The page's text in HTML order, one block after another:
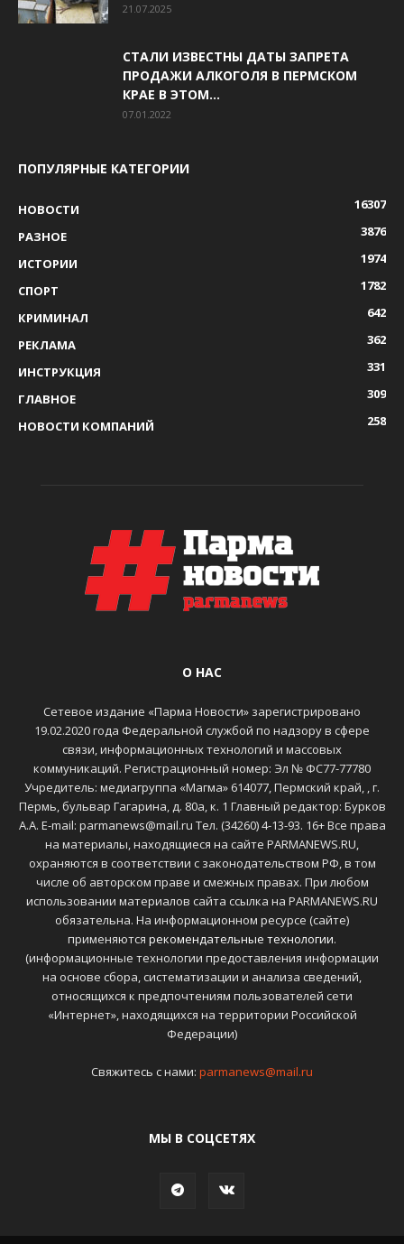
21.07.2025
СТАЛИ ИЗВЕСТНЫ ДАТЫ ЗАПРЕТА
ПРОДАЖИ АЛКОГОЛЯ В ПЕРМСКОМ
КРАЕ В ЭТОМ...
07.01.2022
ПОПУЛЯРНЫЕ КАТЕГОРИИ
НОВОСТИ
16307
РАЗНОЕ
3876
ИСТОРИИ
1974
СПОРТ
1782
КРИМИНАЛ
642
РЕКЛАМА
362
ИНСТРУКЦИЯ
331
ГЛАВНОЕ
309
НОВОСТИ КОМПАНИЙ
258
О НАС
Сетевое издание «Парма Новости» зарегистрировано
19.02.2020 года Федеральной службой по надзору в сфере
связи, информационных технологий и массовых
коммуникаций. Регистрационный номер: Эл № ФС77-77780
Учредитель: медиагруппа «Магма» 614077, Пермский край, , г.
Пермь, бульвар Гагарина, д. 80а, к. 1 Главный редактор: Бурков
А.А. E-mail: parmanews@mail.ru Тел. (34260) 4-13-93. 16+ Все права
на материалы, находящиеся на сайте PARMANEWS.RU,
охраняются в соответствии с законодательством РФ, в том
числе об авторском праве и смежных правах. При любом
использовании материалов сайта ссылка на PARMANEWS.RU
обязательна. На информационном ресурсе (сайте)
применяются рекомендательные технологии.
(информационные технологии предоставления информации
на основе сбора, систематизации и анализа сведений,
относящихся к предпочтениям пользователей сети
«Интернет», находящихся на территории Российской
Федерации)
Свяжитесь с нами: parmanews@mail.ru
МЫ В СОЦСЕТЯХ